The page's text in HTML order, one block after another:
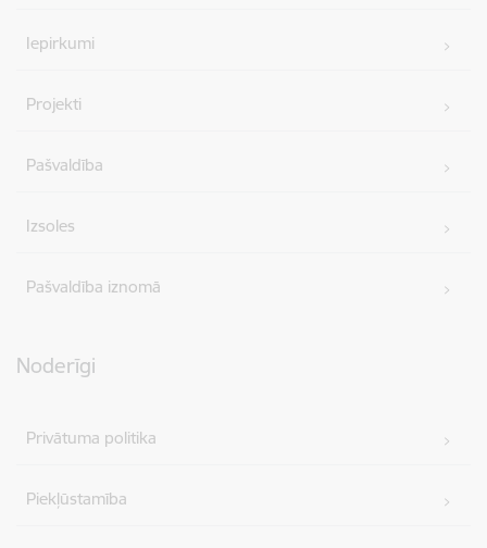
Iepirkumi
Projekti
Pašvaldība
Izsoles
Pašvaldība iznomā
Noderīgi
Privātuma politika
Piekļūstamība